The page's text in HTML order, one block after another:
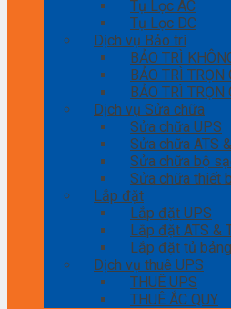
Tụ Lọc AC
Tụ Lọc DC
Dịch vụ Bảo trì
BẢO TRÌ
BẢO TRÌ TRỌN
BẢO TRÌ TRỌN
Dịch vụ Sửa chữa
Sửa chữa UPS
Sửa chữa ATS
Sửa chữa bộ
Sửa chữa thiết
Lắp đặt
Lắp đặt UPS
Lắp đặt ATS &
Lắp đặt tủ
Dịch vụ thuê UPS
THUÊ UPS
THUÊ ẮC QUY